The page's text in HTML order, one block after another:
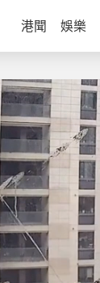
港聞 娛樂